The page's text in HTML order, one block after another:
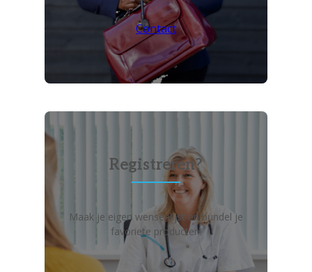
Contact
Registreren?
Maak je eigen wensenlijst en bundel je
favoriete producten!